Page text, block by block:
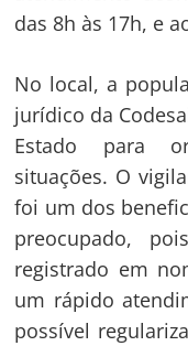
das 8h às 17h, e
No local, a
jurídico da
Estado para
situações. O
foi um dos
preocupado,
registrado em
um rápido
possível
Navegação
de
Post